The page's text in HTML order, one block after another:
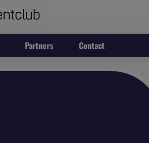
Partners Contact